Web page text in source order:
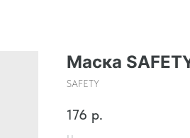
Маска
SAFETY
176 р.